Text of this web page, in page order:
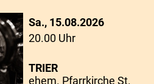
Sa., 15.08.2026
20.00 Uhr
TRIER
ehem. Pfarrkirche St.